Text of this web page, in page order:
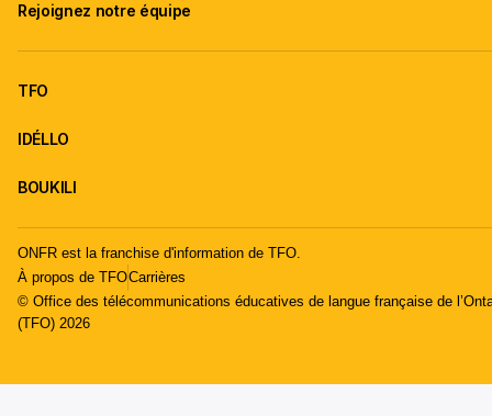
Rejoignez notre équipe
TFO
IDÉLLO
BOUKILI
ONFR est la franchise d'information de TFO.
À propos de TFOCarrières
© Office des télécommunications éducatives de langue française de
(TFO) 2026